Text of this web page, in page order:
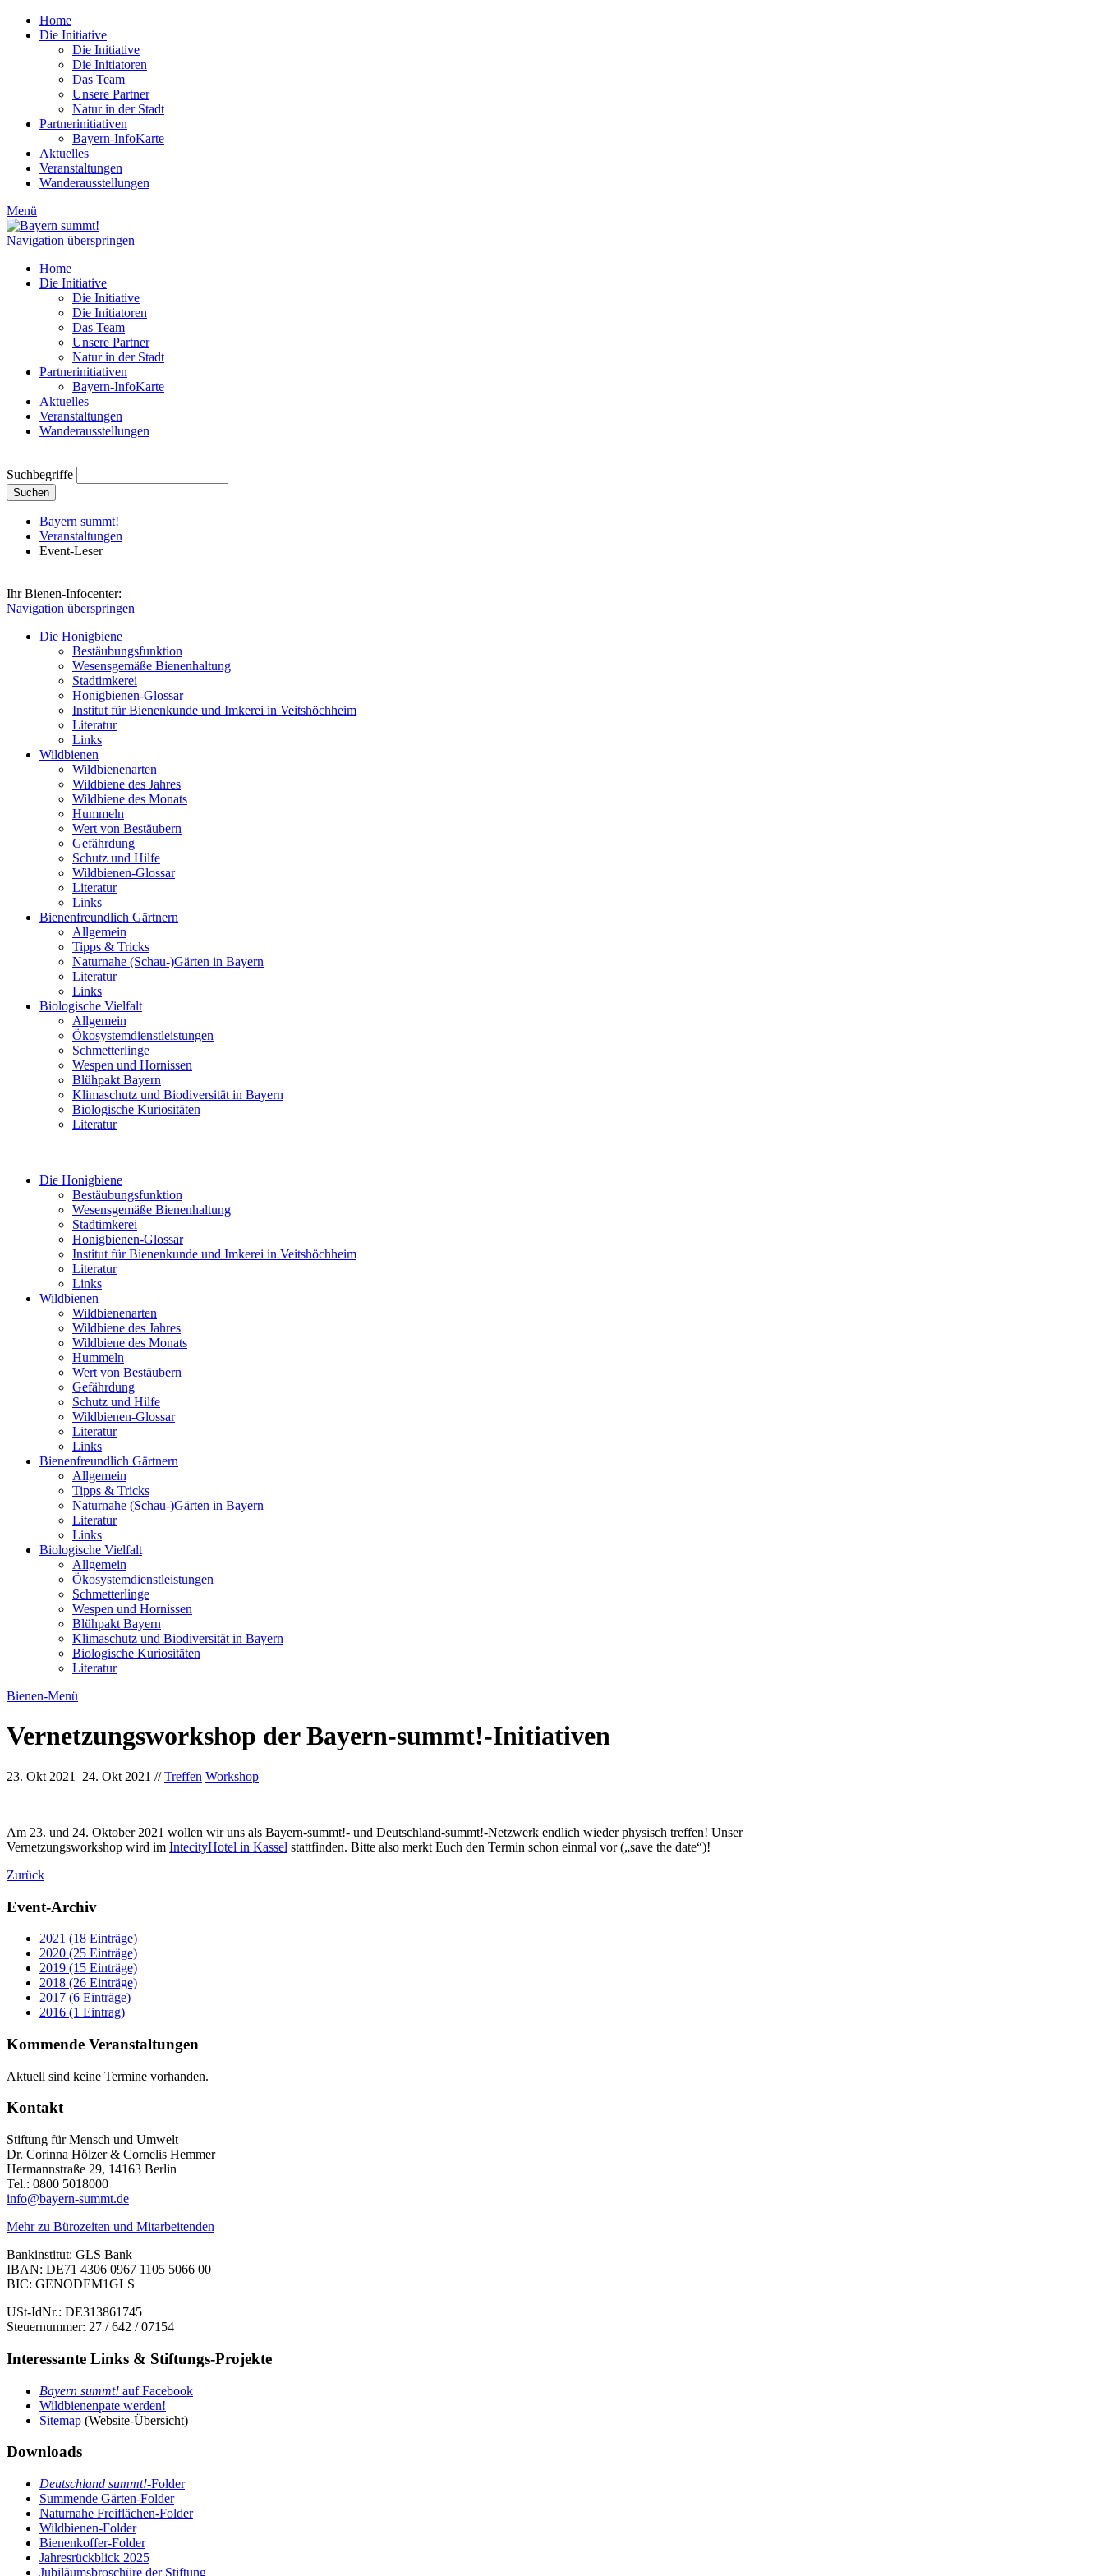
Home
Die Initiative
Die Initiative
Die Initiatoren
Das Team
Unsere Partner
Natur in der Stadt
Partnerinitiativen
Bayern-InfoKarte
Aktuelles
Veranstaltungen
Wanderausstellungen
Menü
Navigation überspringen
Home
Die Initiative
Die Initiative
Die Initiatoren
Das Team
Unsere Partner
Natur in der Stadt
Partnerinitiativen
Bayern-InfoKarte
Aktuelles
Veranstaltungen
Wanderausstellungen
Suchbegriffe
Suchen
Bayern summt!
Veranstaltungen
Event-Leser
Ihr Bienen-Infocenter:
Navigation überspringen
Die Honigbiene
Bestäubungsfunktion
Wesensgemäße Bienenhaltung
Stadtimkerei
Honigbienen-Glossar
Institut für Bienenkunde und Imkerei in Veitshöchheim
Literatur
Links
Wildbienen
Wildbienenarten
Wildbiene des Jahres
Wildbiene des Monats
Hummeln
Wert von Bestäubern
Gefährdung
Schutz und Hilfe
Wildbienen-Glossar
Literatur
Links
Bienenfreundlich Gärtnern
Allgemein
Tipps & Tricks
Naturnahe (Schau-)Gärten in Bayern
Literatur
Links
Biologische Vielfalt
Allgemein
Ökosystemdienstleistungen
Schmetterlinge
Wespen und Hornissen
Blühpakt Bayern
Klimaschutz und Biodiversität in Bayern
Biologische Kuriositäten
Literatur
Die Honigbiene
Bestäubungsfunktion
Wesensgemäße Bienenhaltung
Stadtimkerei
Honigbienen-Glossar
Institut für Bienenkunde und Imkerei in Veitshöchheim
Literatur
Links
Wildbienen
Wildbienenarten
Wildbiene des Jahres
Wildbiene des Monats
Hummeln
Wert von Bestäubern
Gefährdung
Schutz und Hilfe
Wildbienen-Glossar
Literatur
Links
Bienenfreundlich Gärtnern
Allgemein
Tipps & Tricks
Naturnahe (Schau-)Gärten in Bayern
Literatur
Links
Biologische Vielfalt
Allgemein
Ökosystemdienstleistungen
Schmetterlinge
Wespen und Hornissen
Blühpakt Bayern
Klimaschutz und Biodiversität in Bayern
Biologische Kuriositäten
Literatur
Bienen-Menü
Vernetzungsworkshop der Bayern-summt!-Initiativen
23. Okt 2021–24. Okt 2021 //Treffen Workshop
Am 23. und 24. Oktober 2021 wollen wir uns als Bayern-summt!- und Deutschland-summt!-Netzwerk endlich wieder physisch treffen! Unser
Vernetzungsworkshop wird im IntecityHotel in Kassel stattfinden. Bitte also merkt Euch den Termin schon einmal vor („save the date“)!
Zurück
Event-Archiv
2021 (18 Einträge)
2020 (25 Einträge)
2019 (15 Einträge)
2018 (26 Einträge)
2017 (6 Einträge)
2016 (1 Eintrag)
Kommende Veranstaltungen
Aktuell sind keine Termine vorhanden.
Kontakt
Stiftung für Mensch und Umwelt
Dr. Corinna Hölzer & Cornelis Hemmer
Hermannstraße 29, 14163 Berlin
Tel.: 0800 5018000
info@bayern-summt.de
Mehr zu Bürozeiten und Mitarbeitenden
Bankinstitut: GLS Bank
IBAN: DE71 4306 0967 1105 5066 00
BIC: GENODEM1GLS
USt-IdNr.: DE313861745
Steuernummer: 27 / 642 / 07154
Interessante Links & Stiftungs-Projekte
Bayern summt! auf Facebook
Wildbienenpate werden!
Sitemap (Website-Übersicht)
Downloads
Deutschland summt!-Folder
Summende Gärten-Folder
Naturnahe Freiflächen-Folder
Wildbienen-Folder
Bienenkoffer-Folder
Jahresrückblick 2025
Jubiläumsbroschüre der Stiftung